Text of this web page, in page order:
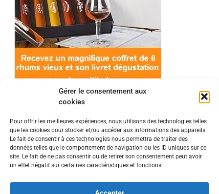
Gérer le consentement aux
cookies
Pour offrir les meilleures expériences, nous utilisons des technologies telles
que les cookies pour stocker et/ou accéder aux informations des appareils.
Le fait de consentir à ces technologies nous permettra de traiter des
données telles que le comportement de navigation ou les ID uniques sur ce
site. Le fait de ne pas consentir ou de retirer son consentement peut avoir
un effet négatif sur certaines caractéristiques et fonctions.
© 2022 Meilleur-rhum.net - Tous droits réservés
Mentions légales-Politique de cookies
consommer avec modération.